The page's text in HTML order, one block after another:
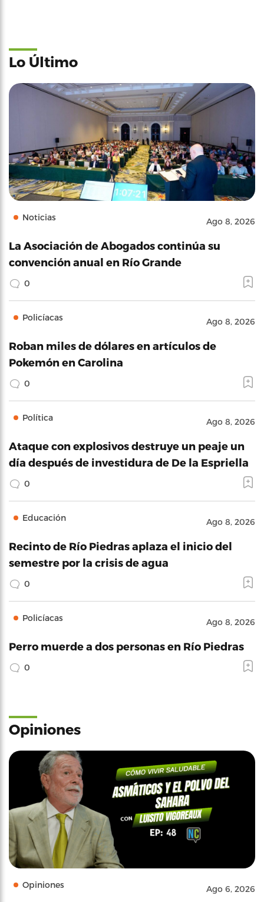
Lo Último
Noticias Ago 8, 2026
La Asociación de Abogados continúa su
convención anual en Río Grande
0
Policíacas Ago 8, 2026
Roban miles de dólares en artículos de
Pokemón en Carolina
0
Política Ago 8, 2026
Ataque con explosivos destruye un peaje un
día después de investidura de De la Espriella
0
Educación Ago 8, 2026
Recinto de Río Piedras aplaza el inicio del
semestre por la crisis de agua
0
Policíacas Ago 8, 2026
Perro muerde a dos personas en Río Piedras
0
Opiniones
Opiniones Ago 6, 2026